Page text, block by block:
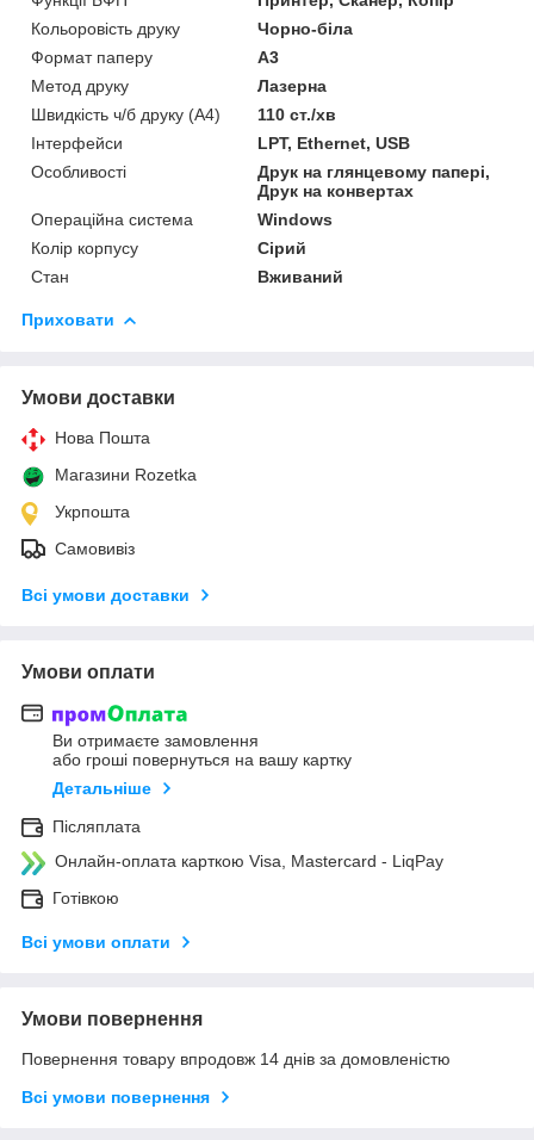
Кольоровість друку
Чорно-біла
Формат паперу
А3
Метод друку
Лазерна
Швидкість ч/б друку (A4)
110 ст./хв
Інтерфейси
LPT, Ethernet, USB
Особливості
Друк на глянцевому папері,
Друк на конвертах
Операційна система
Windows
Колір корпусу
Сірий
Стан
Вживаний
Приховати
Умови доставки
Нова Пошта
Магазини Rozetka
Укрпошта
Самовивіз
Всі умови доставки
Умови оплати
Ви отримаєте замовлення
або гроші повернуться на вашу картку
Детальніше
Післяплата
Онлайн-оплата карткою Visa, Mastercard - LiqPay
Готівкою
Всі умови оплати
Умови повернення
Повернення товару впродовж 14 днів за домовленістю
Всі умови повернення